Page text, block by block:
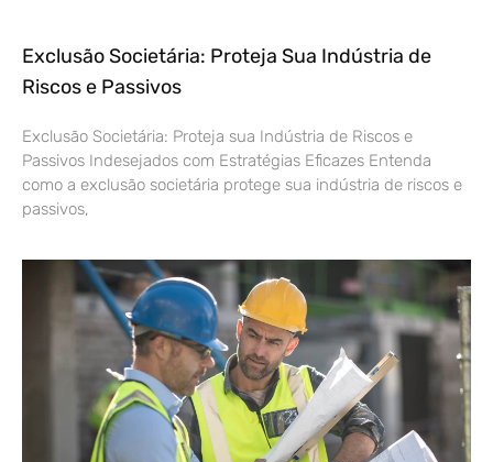
Exclusão Societária: Proteja Sua Indústria de
Riscos e Passivos
Exclusão Societária: Proteja sua Indústria de Riscos e
Passivos Indesejados com Estratégias Eficazes Entenda
como a exclusão societária protege sua indústria de riscos e
passivos,